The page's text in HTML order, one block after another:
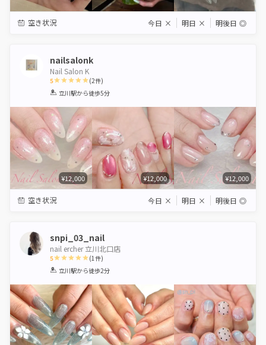
空き状況 今日 × 明日 × 明後日 ◎
nailsalonk
Nail Salon K
5
1 2 3 4 5
(2件)
立川駅から徒歩5分
¥12,000 ¥12,000 ¥12,000
空き状況 今日 × 明日 × 明後日 ◎
snpi_03_nail
nail ercher 立川北口店
5
1 2 3 4 5
(1件)
立川駅から徒歩2分